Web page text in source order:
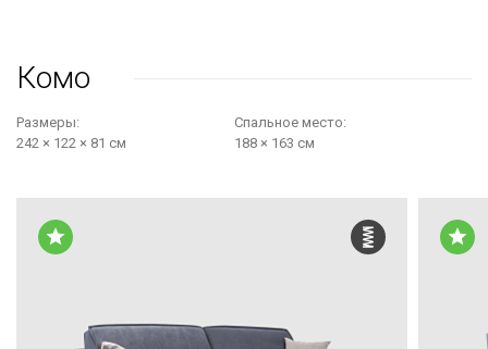
Комо
Размеры:
242 × 122 × 81 см
Cпальное место:
188 × 163 см